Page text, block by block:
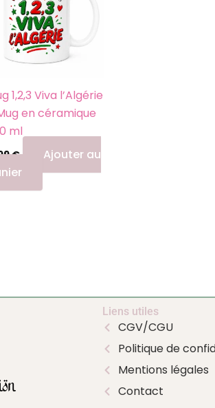
1,2,3 Viva l’Algérie
en céramique
ml
€
Ajouter au
Liens utiles
CGV/CGU
Politique de
Mentions légales
Contact